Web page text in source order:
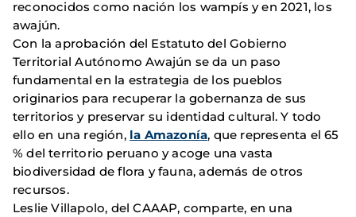
reconocidos como nación los wampís y en 2021, los
awajún.
Con la aprobación del Estatuto del Gobierno
Territorial Autónomo Awajún se da un paso
fundamental en la estrategia de los pueblos
originarios para recuperar la gobernanza de sus
territorios y preservar su identidad cultural. Y todo
ello en una región, la Amazonía, que representa el 65
% del territorio peruano y acoge una vasta
biodiversidad de flora y fauna, además de otros
recursos.
Leslie Villapolo, del CAAAP, comparte, en una